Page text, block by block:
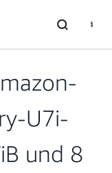
U7i-
und 8